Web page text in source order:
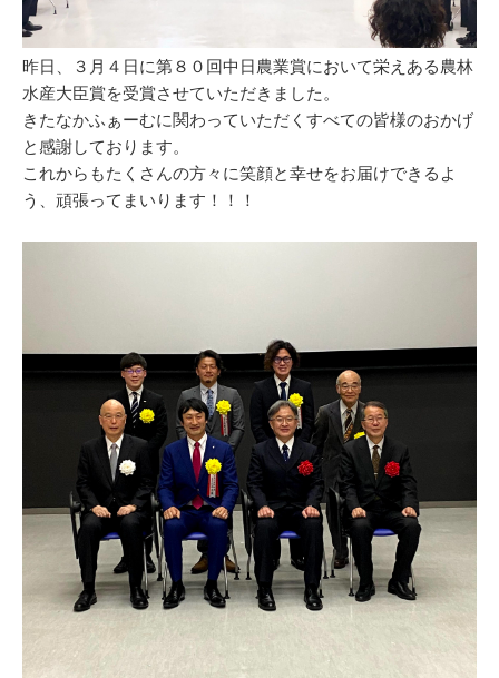
昨日、３月４日に第８０回中日農業賞において栄えある農林
水産大臣賞を受賞させていただきました。
きたなかふぁーむに関わっていただくすべての皆様のおかげ
と感謝しております。
これからもたくさんの方々に笑顔と幸せをお届けできるよ
う、頑張ってまいります！！！